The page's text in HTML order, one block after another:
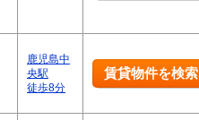
鹿児島中
央駅
徒歩8分
賃貸物件を検索